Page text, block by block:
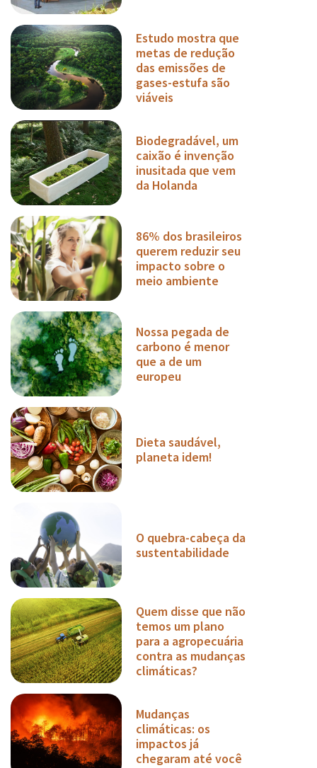
Estudo mostra que
metas de redução
das emissões de
gases-estufa são
viáveis
Biodegradável, um
caixão é invenção
inusitada que vem
da Holanda
86% dos brasileiros
querem reduzir seu
impacto sobre o
meio ambiente
Nossa pegada de
carbono é menor
que a de um
europeu
Dieta saudável,
planeta idem!
O quebra-cabeça da
sustentabilidade
Quem disse que não
temos um plano
para a agropecuária
contra as mudanças
climáticas?
Mudanças
climáticas: os
impactos já
chegaram até você